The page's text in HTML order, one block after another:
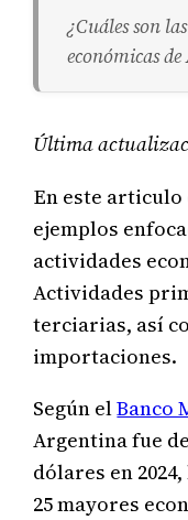
¿Cuáles son
económicas
Última
En este
ejemplos
actividades
Actividades
terciarias, así
importaciones.
Según elBanco
Argentina fue
dólares en
25 mayores